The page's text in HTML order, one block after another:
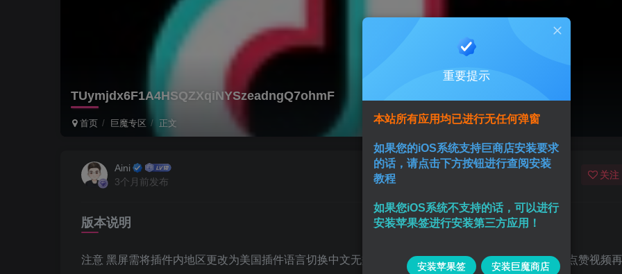
TUymjdx6F1A4HSQZXqiNYSzeadngQ7ohmF
首页 巨魔专区 正文
Aini
3个月前发布
关注
版本说明
注意 黑屏需将插件内地区更改为美国插件语言切换中文无效需多切换几次如果下载视频变成了音频, 点赞视频再
重要提示
本站所有应用均已进行无任何弹窗
如果您的iOS系统支持巨商店安装要求
的话，请点击下方按钮进行查阅安装
教程
如果您iOS系统不支持的话，可以进行
安装苹果签进行安装第三方应用！
安装苹果签 安装巨魔商店